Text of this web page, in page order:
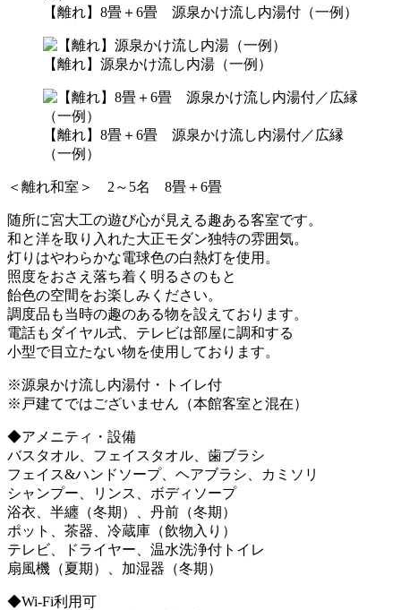
【離れ】8畳＋6畳 源泉かけ流し内湯付（一例）
【離れ】源泉かけ流し内湯（一例）
【離れ】8畳＋6畳 源泉かけ流し内湯付／広縁
（一例）
＜離れ和室＞ 2～5名 8畳＋6畳
随所に宮大工の遊び心が見える趣ある客室です。
和と洋を取り入れた大正モダン独特の雰囲気。
灯りはやわらかな電球色の白熱灯を使用。
照度をおさえ落ち着く明るさのもと
飴色の空間をお楽しみください。
調度品も当時の趣のある物を設えております。
電話もダイヤル式、テレビは部屋に調和する
小型で目立たない物を使用しております。
※源泉かけ流し内湯付・トイレ付
※戸建てではございません（本館客室と混在）
◆アメニティ・設備
バスタオル、フェイスタオル、歯ブラシ
フェイス&ハンドソープ、ヘアブラシ、カミソリ
シャンプー、リンス、ボディソープ
浴衣、半纏（冬期）、丹前（冬期）
ポット、茶器、冷蔵庫（飲物入り）
テレビ、ドライヤー、温水洗浄付トイレ
扇風機（夏期）、加湿器（冬期）
◆Wi-Fi利用可